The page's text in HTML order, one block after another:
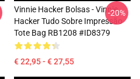
Vinnie Hacker Bolsas - Vinnie
Hacker Tudo Sobre Impressão
Tote Bag RB1208 #ID8379
€ 22,95 - € 27,55
-20%